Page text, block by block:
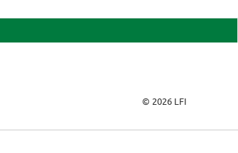
© 2026 LFI